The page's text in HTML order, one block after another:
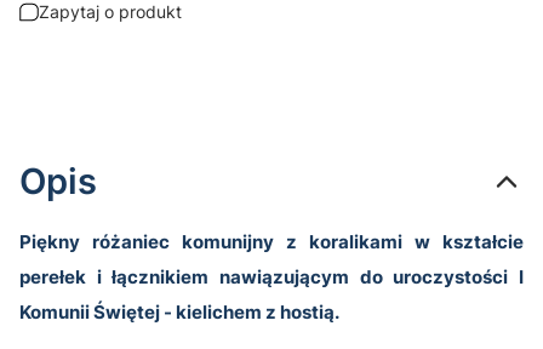
Zapytaj o produkt
Opis
Piękny różaniec komunijny z koralikami w kształcie
perełek i łącznikiem nawiązującym do uroczystości I
Komunii Świętej - kielichem z hostią.